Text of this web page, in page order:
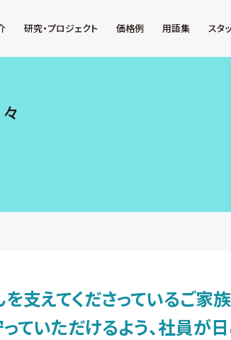
研究・プロジェクト 価格例 用語集 スタ
支えてくださっているご家
ていただけるよう、社員が